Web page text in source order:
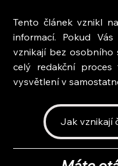
Tento článek vznikl
informací. Pokud
vznikají bez osobního
celý redakční proces
vysvětlení v
Jak vznikají